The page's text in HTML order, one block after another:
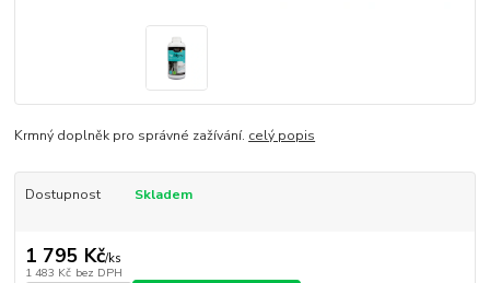
Krmný doplněk pro správné zažívání. celý popis
Dostupnost Skladem
1 795 Kč/ks
1 483 Kč bez DPH